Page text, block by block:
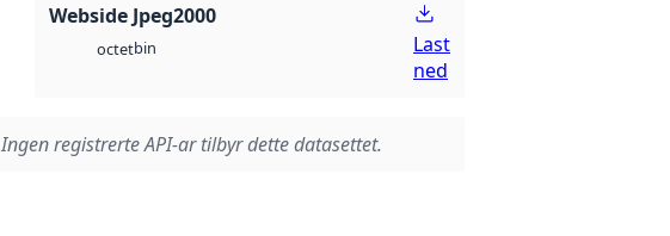
Webside Jpeg2000
octetbin
Last
ned
Ingen registrerte API-ar tilbyr dette datasettet.